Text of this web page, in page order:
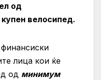
од
велосипед.
лица кои ќе
од минимум